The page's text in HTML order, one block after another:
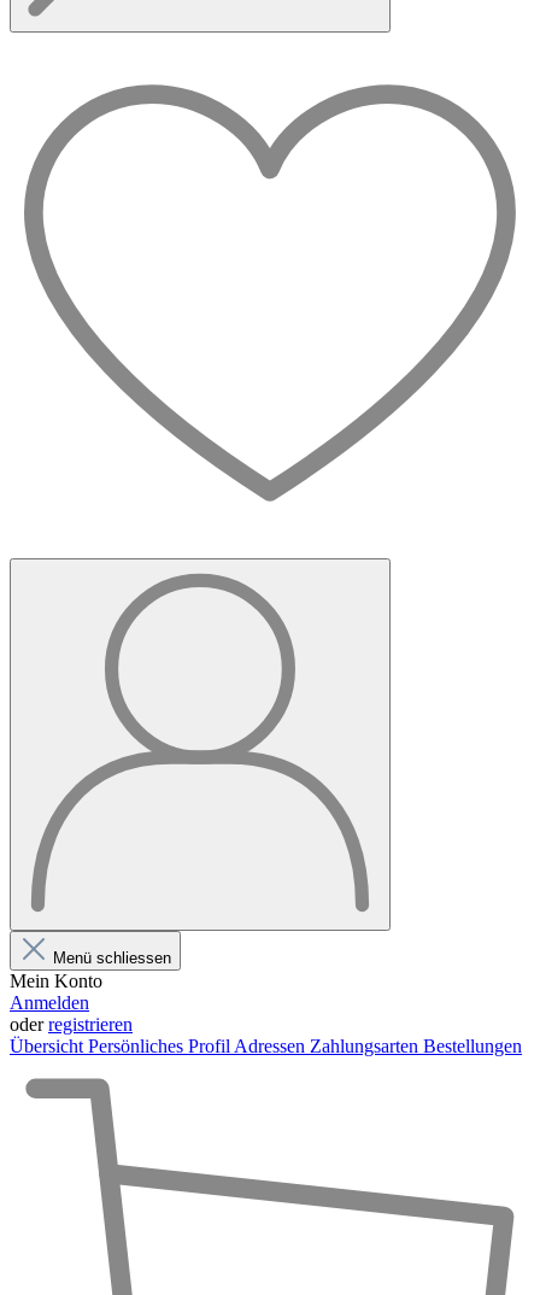
Menü schliessen
Mein Konto
Anmelden
oderregistrieren
Übersicht Persönliches Profil Adressen Zahlungsarten Bestellungen